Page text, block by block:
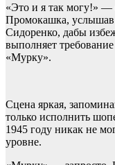
«Это и я так могу!» —
Промокашка,
Сидоренко, дабы
выполняет
«Мурку».
Сцена яркая,
только исполнить
1945 году никак не
уровне.